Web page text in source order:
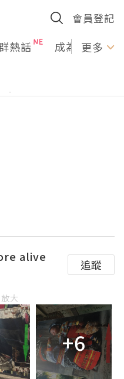
會員登記
熱話 成為U更多
alive
追蹤
大
+6